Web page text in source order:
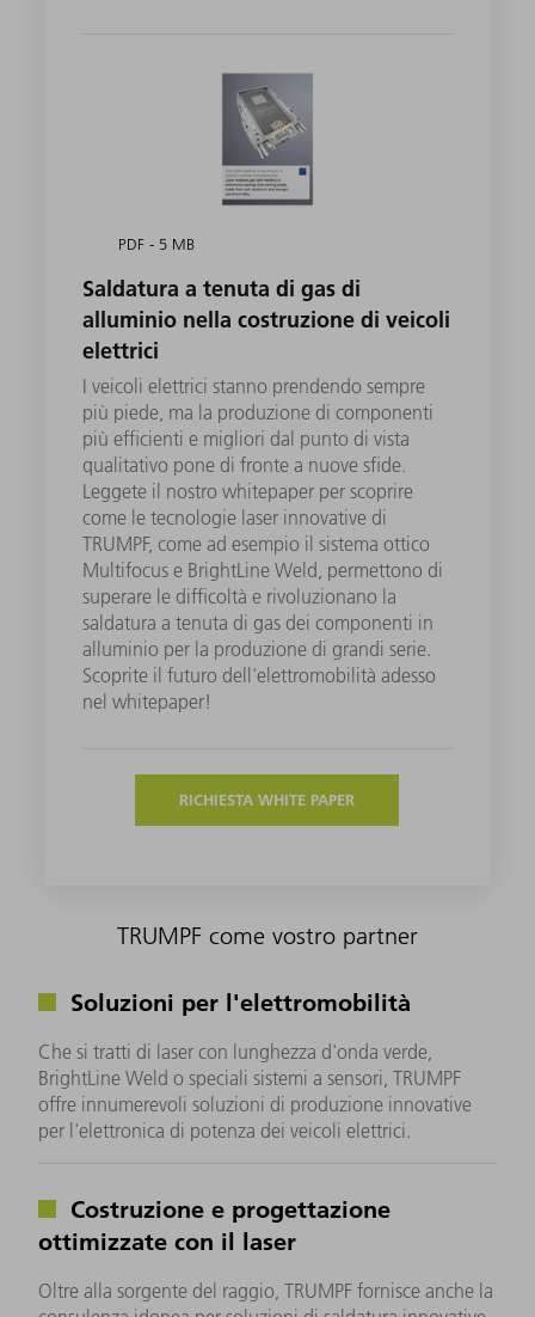
PDF - 5 MB
Saldatura a tenuta di gas di
alluminio nella costruzione di veicoli
elettrici
I veicoli elettrici stanno prendendo sempre
più piede, ma la produzione di componenti
più efficienti e migliori dal punto di vista
qualitativo pone di fronte a nuove sfide.
Leggete il nostro whitepaper per scoprire
come le tecnologie laser innovative di
TRUMPF, come ad esempio il sistema ottico
Multifocus e BrightLine Weld, permettono di
superare le difficoltà e rivoluzionano la
saldatura a tenuta di gas dei componenti in
alluminio per la produzione di grandi serie.
Scoprite il futuro dell'elettromobilità adesso
nel whitepaper!
RICHIESTA WHITE PAPER
TRUMPF come vostro partner
Soluzioni per l'elettromobilità
Che si tratti di laser con lunghezza d'onda verde,
BrightLine Weld o speciali sistemi a sensori, TRUMPF
offre innumerevoli soluzioni di produzione innovative
per l'elettronica di potenza dei veicoli elettrici.
Costruzione e progettazione
ottimizzate con il laser
Oltre alla sorgente del raggio, TRUMPF fornisce anche la